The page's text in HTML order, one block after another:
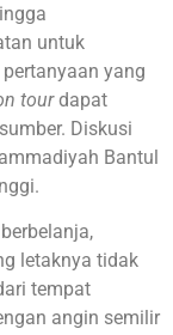
untuk
yang
tourdapat
Diskusi
Bantul
letaknya tidak
tempat
angin semilir